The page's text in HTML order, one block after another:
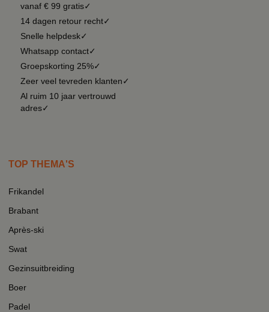
vanaf € 99 gratis✓
14 dagen retour recht✓
Snelle helpdesk✓
Whatsapp contact✓
Groepskorting 25%✓
Zeer veel tevreden klanten✓
Al ruim 10 jaar vertrouwd
adres✓
TOP THEMA'S
Frikandel
Brabant
Après-ski
Swat
Gezinsuitbreiding
Boer
Padel